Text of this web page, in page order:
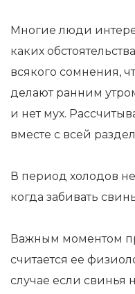
Многие люди
каких
всякого сомнения,
делают ранним
и нет мух.
вместе с всей
В период холодов
когда забивать
Важным моментом
считается ее
случае если свинья